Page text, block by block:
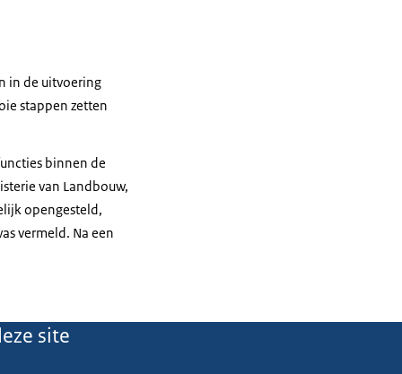
in de uitvoering
stappen zetten
binnen de
van Landbouw,
opengesteld,
vermeld. Na een
site